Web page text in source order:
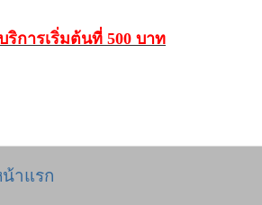
ริการเริ่มต้นที่ 500 บาท
าแรก